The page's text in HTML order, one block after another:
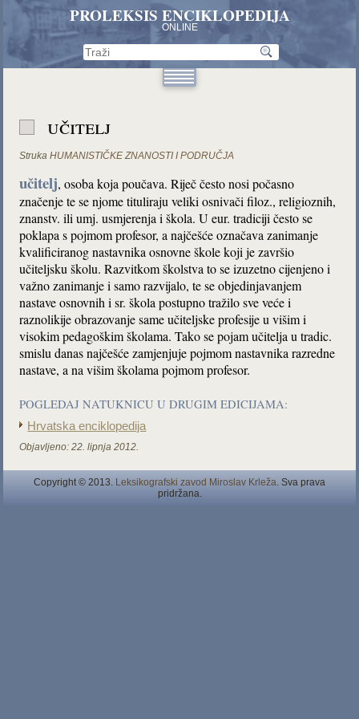
PROLEKSIS ENCIKLOPEDIJA
ONLINE
učitelj
Struka HUMANISTIČKE ZNANOSTI I PODRUČJA
učitelj, osoba koja poučava. Riječ često nosi počasno
značenje te se njome tituliraju veliki osnivači filoz., religioznih,
znanstv. ili umj. usmjerenja i škola. U eur. tradiciji često se
poklapa s pojmom profesor, a najčešće označava zanimanje
kvalificiranog nastavnika osnovne škole koji je završio
učiteljsku školu. Razvitkom školstva to se izuzetno cijenjeno i
važno zanimanje i samo razvijalo, te se objedinjavanjem
nastave osnovnih i sr. škola postupno tražilo sve veće i
raznolikije obrazovanje same učiteljske profesije u višim i
visokim pedagoškim školama. Tako se pojam učitelja u tradic.
smislu danas najčešće zamjenjuje pojmom nastavnika razredne
nastave, a na višim školama pojmom profesor.
POGLEDAJ NATUKNICU U DRUGIM EDICIJAMA:
Hrvatska enciklopedija
Objavljeno: 22. lipnja 2012.
Copyright © 2013. Leksikografski zavod Miroslav Krleža. Sva prava
pridržana.